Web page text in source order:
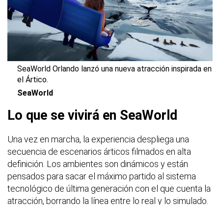
SeaWorld Orlando lanzó una nueva atracción inspirada en
el Ártico.
SeaWorld
Lo que se vivirá en SeaWorld
Una vez en marcha, la experiencia despliega una
secuencia de escenarios árticos filmados en alta
definición. Los ambientes son dinámicos y están
pensados para sacar el máximo partido al sistema
tecnológico de última generación con el que cuenta la
atracción, borrando la línea entre lo real y lo simulado.